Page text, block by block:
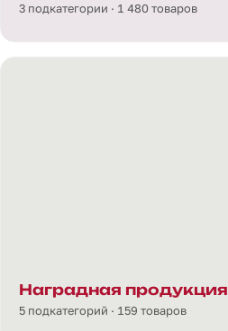
3 подкатегории · 1 480 товаров
Наградная продукция
5 подкатегорий · 159 товаров